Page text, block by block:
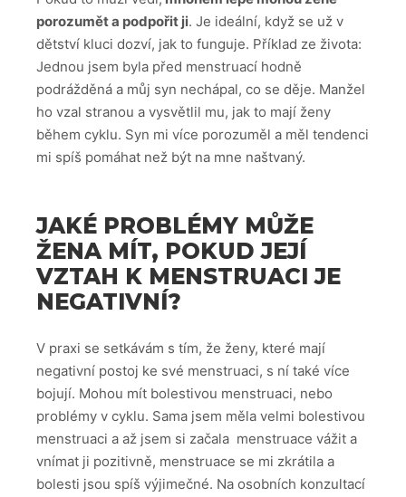
porozumět a podpořit ji. Je ideální, když se už v
dětství kluci dozví, jak to funguje. Příklad ze života:
Jednou jsem byla před menstruací hodně
podrážděná a můj syn nechápal, co se děje. Manžel
ho vzal stranou a vysvětlil mu, jak to mají ženy
během cyklu. Syn mi více porozuměl a měl tendenci
mi spíš pomáhat než být na mne naštvaný.
JAKÉ PROBLÉMY MŮŽE
ŽENA MÍT, POKUD JEJÍ
VZTAH K MENSTRUACI JE
NEGATIVNÍ?
V praxi se setkávám s tím, že ženy, které mají
negativní postoj ke své menstruaci, s ní také více
bojují. Mohou mít bolestivou menstruaci, nebo
problémy v cyklu. Sama jsem měla velmi bolestivou
menstruaci a až jsem si začala menstruace vážit a
vnímat ji pozitivně, menstruace se mi zkrátila a
bolesti jsou spíš výjimečné. Na osobních konzultací